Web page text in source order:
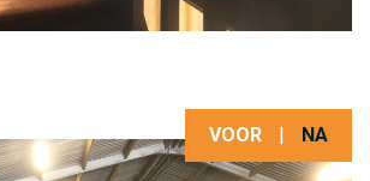
VOOR NA